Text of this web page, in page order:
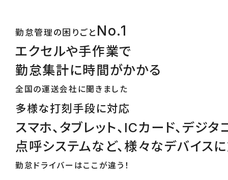
勤怠管理の困りごと No.1
エクセルや手作業で
勤怠集計に時間がかかる
全国の運送会社に聞きました
多様な打刻手段に対応
スマホ、タブレット、ICカード、デジタ
点呼システムなど、様々なデバイス
勤怠ドライバーはここが違う！